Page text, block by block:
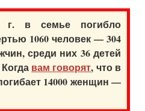
в семье погибло
1060 человек — 304
среди них 36 детей
вам говорят, что в
14000 женщин —